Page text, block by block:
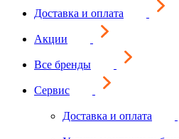
Доставка и оплата
Акции
Все бренды
Сервис
Доставка и оплата